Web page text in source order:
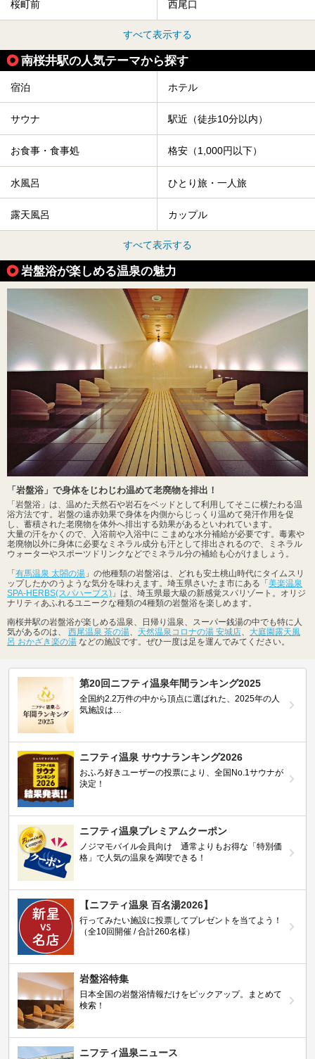
桜町前 西尾口
すべて表示する
南桜井駅の人気テーマから探す
宿泊 ホテル
サウナ 駅近（徒歩10分以内）
お食事・食事処 格安（1,000円以下）
水風呂 ひとり旅・一人旅
露天風呂 カップル
すべて表示する
岩盤浴が楽しめる温泉の魅力
「岩盤浴」で身体をじわじわ温めて老廃物を排出！
「岩盤浴」は、温めた天然石や岩石をベッドとして利用してそこに横たわる温
浴方法です。岩盤の遠赤効果で身体を内側からじっくり温めて発汗作用を促
し、蓄積された老廃物を体外へ排出する効果があるといわれています。
大量の汗をかくので、入浴前や入浴中に こまめな水分補給が必要です。毒素や
老廃物以外に身体に必要なミネラル成分も汗として排出されるので、ミネラル
ウォーターやスポーツドリンクなどでミネラル分の補給も心がけましょう。
「 有馬温泉 太閤の湯 」の他種類の岩盤浴は、どれも安土桃山時代にタイムスリ
ップしたかのうような気分を味わえます。埼玉県さいたま市にある「 美楽温泉
SPA-HERBS(スパハーブス) 」は、埼玉県最大級の新感覚スパリゾート。オリジ
ナリティあふれるユニークな種類の4種類の岩盤浴を楽しめます。
南桜井駅の岩盤浴が楽しめる温泉、日帰り温泉、スーパー銭湯の中でも特に人
気があるのは、 西尾温泉 茶の湯、 天然温泉コロナの湯 安城店、 大庭園露天風
呂 おかざき楽の湯 などの施設です。ぜひ一度は足を運んでみてください。
第20回ニフティ温泉年間ランキング2025
全国約2.2万件の中から頂点に選ばれた、2025年の人
気施設は…
ニフティ温泉 サウナランキング2026
おふろ好きユーザーの投票により、全国No.1サウナが
決定！
ニフティ温泉プレミアムクーポン
ノジマモバイル会員向け 通常よりもお得な「特別価
格」で人気の温泉を満喫できる！
【ニフティ温泉 百名湯2026】
行ってみたい施設に投票してプレゼントを当てよう！
（全10回開催 / 合計260名様）
岩盤浴特集
日本全国の岩盤浴情報だけをピックアップ。まとめて
検索！
ニフティ温泉ニュース